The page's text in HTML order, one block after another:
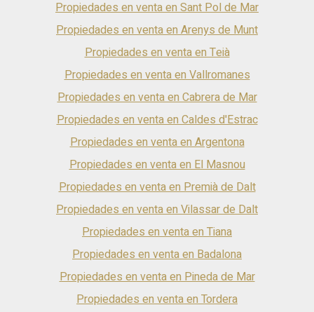
Propiedades en venta en Sant Pol de Mar
Propiedades en venta en Arenys de Munt
Propiedades en venta en Teià
Propiedades en venta en Vallromanes
Propiedades en venta en Cabrera de Mar
Propiedades en venta en Caldes d'Estrac
Propiedades en venta en Argentona
Propiedades en venta en El Masnou
Propiedades en venta en Premià de Dalt
Propiedades en venta en Vilassar de Dalt
Propiedades en venta en Tiana
Propiedades en venta en Badalona
Propiedades en venta en Pineda de Mar
Propiedades en venta en Tordera
Guardar configuración Aceptar todas